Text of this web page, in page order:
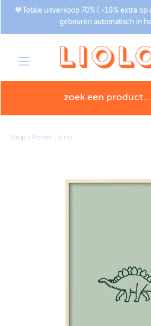
🧡Totale uitverkoop 70% ( -10% extra
gebeuren automatisch in
Shop › Poster | dino